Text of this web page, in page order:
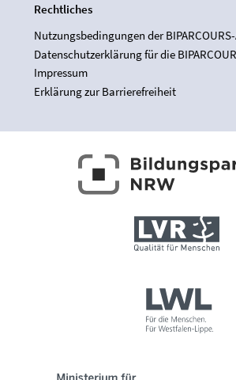
Rechtliches
Nutzungsbedingungen der
Datenschutzerklärung für die
Impressum
Erklärung zur Barrierefreiheit